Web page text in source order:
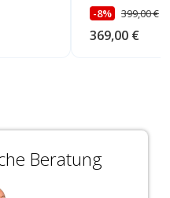
-8% 399,00 €
369,00 €
Beratung